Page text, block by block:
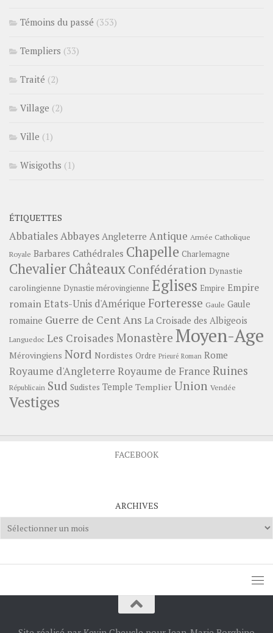
Témoins du passé (353)
Templiers (33)
Traité (2)
Village (2)
Ville (1)
Wisigoths (1)
ÉTIQUETTES
Abbatiales Abbayes Angleterre Antique Armée Catholique
Royale Barbares Cathédrales Chapelle Charlemagne
ChevalierChâteauxConfédération Dynastie
carolingienne Dynastie mérovingienne Eglises Empire Empire
romainEtats-Unis d'Amérique Forteresse Gaule Gaule
romaine Guerre de Cent Ans La Croisade des Albigeois
Languedoc Les Croisades Monastère Moyen-Age
Mérovingiens Nord Nordistes Ordre Prieuré Roman Rome
Royaume d'Angleterre Royaume de France Ruines
Républicain Sud Sudistes Temple Templier Union Vendée
Vestiges
FACEBOOK
ARCHIVES
Archives